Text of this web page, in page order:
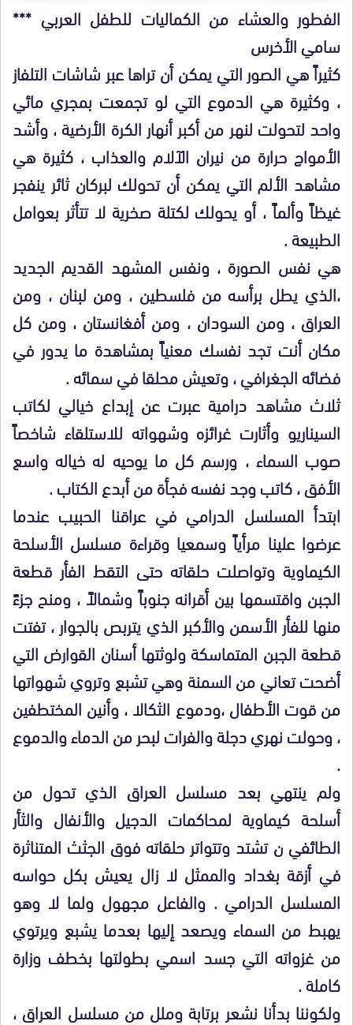
الفطور والعشاء من الكماليات للطفل العربي ***
سامي الأخرس
كثيراً هي الصور التي يمكن أن تراها عبر شاشات التلفاز
، وكثيرة هي الدموع التي لو تجمعت بمجري مائي
واحد لتحولت لنهر من أكبر أنهار الكرة الأرضية ، وأشد
الأمواج حرارة من نيران الآلام والعذاب ، كثيرة هي
مشاهد الألم التي يمكن أن تحولك لبركان ثائر ينفجر
غيظاً وألماً ، أو يحولك لكتلة صخرية لا تتأثر بعوامل
الطبيعة .
هي نفس الصورة ، ونفس المشهد القديم الجديد
،الذي يطل برأسه من فلسطين ، ومن لبنان ، ومن
العراق ، ومن السودان ، ومن أفغانستان ، ومن كل
مكان أنت تجد نفسك معنياً بمشاهدة ما يدور في
فضائه الجغرافي ، وتعيش محلقا في سمائه .
ثلاث مشاهد درامية عبرت عن إبداع خيالي لكاتب
السيناريو وأثارت غرائزه وشهواته للاستلقاء شاخصاً
صوب السماء ، ورسم كل ما يوحيه له خياله واسع
الأفق ، كاتب وجد نفسه فجأة من أبدع الكتاب .
ابتدأ المسلسل الدرامي في عراقنا الحبيب عندما
عرضوا علينا مرأياً وسمعيا وقراءة مسلسل الأسلحة
الكيماوية وتواصلت حلقاته حتى التقط الفأر قطعة
الجبن واقتسمها بين أقرانه جنوباً وشمالاً ، ومنح جزءً
منها للفأر الأسمن والأكبر الذي يتربص بالجوار ، تفتت
قطعة الجبن المتماسكة ولوثتها أسنان القوارض التي
أضحت تعاني من السمنة وهي تشبع وتروي شهواتها
من قوت الأطفال ،ودموع الثكالا ، وأنين المختطفين
، وحولت نهري دجلة والفرات لبحر من الدماء والدموع
.
ولم ينتهي بعد مسلسل العراق الذي تحول من
أسلحة كيماوية لمحاكمات الدجيل والأنفال والثأر
الطائفي ن تشتد وتتواتر حلقاته فوق الجثث المتناثرة
في أزقة بغداد والممثل لا زال يعيش بكل حواسه
المسلسل الدرامي . والفاعل مجهول ولما لا وهو
يهبط من السماء ويصعد إليها بعدما يشبع ويرتوي
من غزواته التي جسد اسمي بطولتها بخطف وزارة
كاملة .
ولكوننا بدأنا نشعر برتابة وملل من مسلسل العراق ،